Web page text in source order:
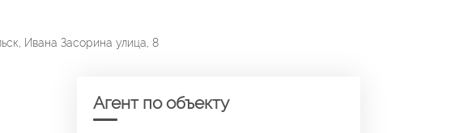
Ивана Засорина улица, 8
Агент по объекту